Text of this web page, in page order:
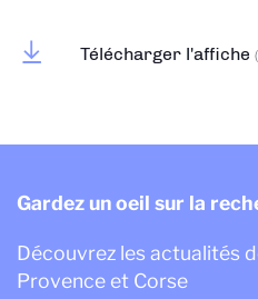
Télécharger l'affiche
Gardez un oeil sur la
Découvrez les actualités
Provence et Corse